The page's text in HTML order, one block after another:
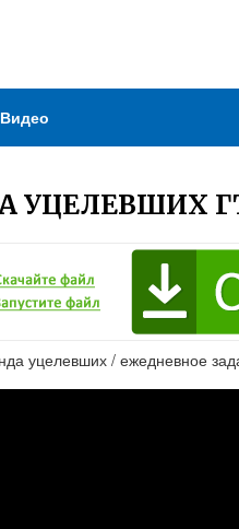
Видео
УЦЕЛЕВШИХ
уцелевших / ежедневное